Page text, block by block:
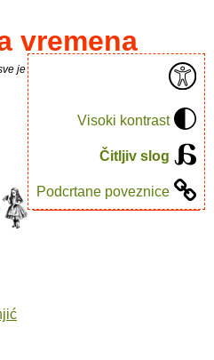
Visoki kontrast
Čitljiv slog
Podcrtane poveznice
vremena
je puno knjiga.